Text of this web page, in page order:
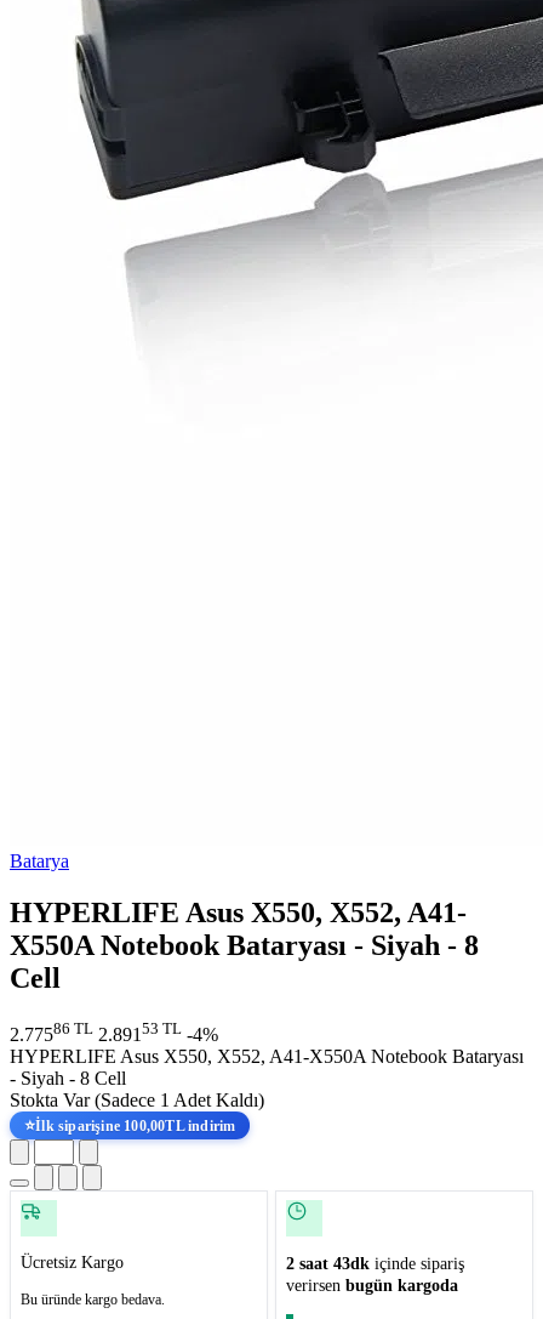
Batarya
HYPERLIFE Asus X550, X552, A41-
X550A Notebook Bataryası - Siyah - 8
Cell
2.77586 TL 2.891 53 TL -4%
HYPERLIFE Asus X550, X552, A41-X550A Notebook Bataryası
- Siyah - 8 Cell
Stokta Var (Sadece 1 Adet Kaldı)
⭐İlk siparişine 100,00TL indirim
Ücretsiz Kargo
Bu üründe kargo bedava.
2 saat 43dk içinde sipariş
verirsen bugün kargoda